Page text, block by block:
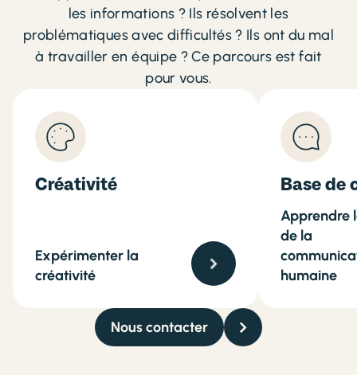
les informations ? Ils résolvent les
problématiques avec difficultés ? Ils ont du mal
à travailler en équipe ? Ce parcours est fait
pour vous.
Créativité
Expérimenter la
créativité
Base de
Apprendre
de la
humaine
Nous contacter